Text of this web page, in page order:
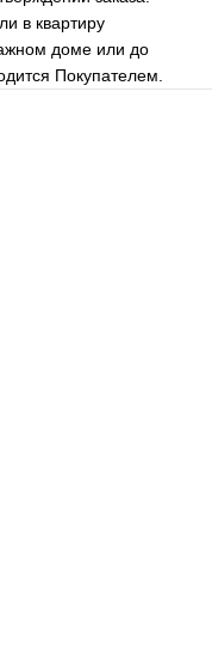
в квартиру
доме или до
Покупателем.